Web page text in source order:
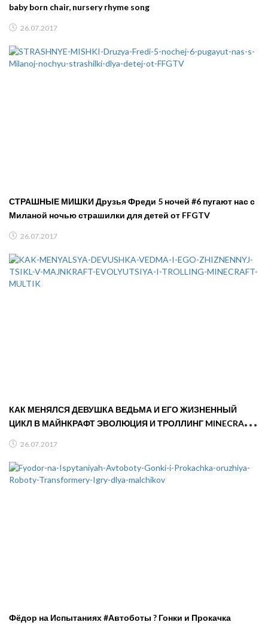
baby born chair, nursery rhyme song
26.07.2017
СТРАШНЫЕ МИШКИ Друзья Фреди 5 ночей #6 пугают нас с
Миланой ночью страшилки для детей от FFGTV
26.07.2017
КАК МЕНЯЛСЯ ДЕВУШКА ВЕДЬМА И ЕГО ЖИЗНЕННЫЙ
ЦИКЛ В МАЙНКРАФТ ЭВОЛЮЦИЯ И ТРОЛЛИНГ MINECRAFT
26.07.2017
Фёдор на Испытаниях #Автоботы ? Гонки и Прокачка